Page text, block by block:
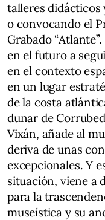
talleres didácticos
o convocando el
Grabado
en el futuro a
en el contexto
en un lugar
de la costa
dunar de
Vixán, añade al
deriva de unas
excepcionales. Y
situación, viene a
para la
museística y su